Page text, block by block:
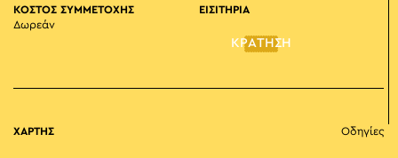
ΚΟΣΤΟΣ ΣΥΜΜΕΤΟΧΗΣ
Δωρεάν
ΕΙΣΙΤΗΡΙΑ
ΚΡΑΤΗΣΗ
ΧΑΡΤΗΣ Οδηγίες